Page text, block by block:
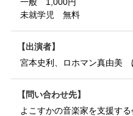
未就学児 無料
出演者
宮本史利、ロホマン真由美
問い合わせ先
よこすかの音楽家を支援す